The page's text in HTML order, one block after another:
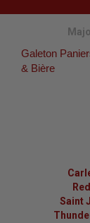
Galeton
& Bière
Saint